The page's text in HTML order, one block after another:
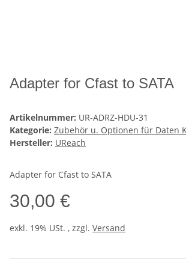
Adapter for Cfast to SATA
Artikelnummer: UR-ADRZ-HDU-31
Kategorie: Zubehör u. Optionen für Daten
Hersteller: UReach
Adapter for Cfast to SATA
30,00 €
exkl. 19% USt. , zzgl. Versand